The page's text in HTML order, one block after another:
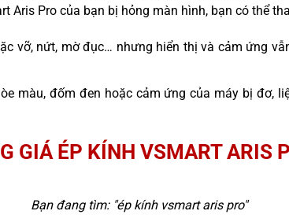
Aris Pro của bạn bị hỏng màn hình, bạn có thể
vỡ, nứt, mờ đục… nhưng hiển thị và cảm ứng
màu, đốm đen hoặc cảm ứng của máy bị đơ,
GIÁ ÉP KÍNH VSMART ARIS
Bạn đang tìm: "ép kính vsmart aris pro"